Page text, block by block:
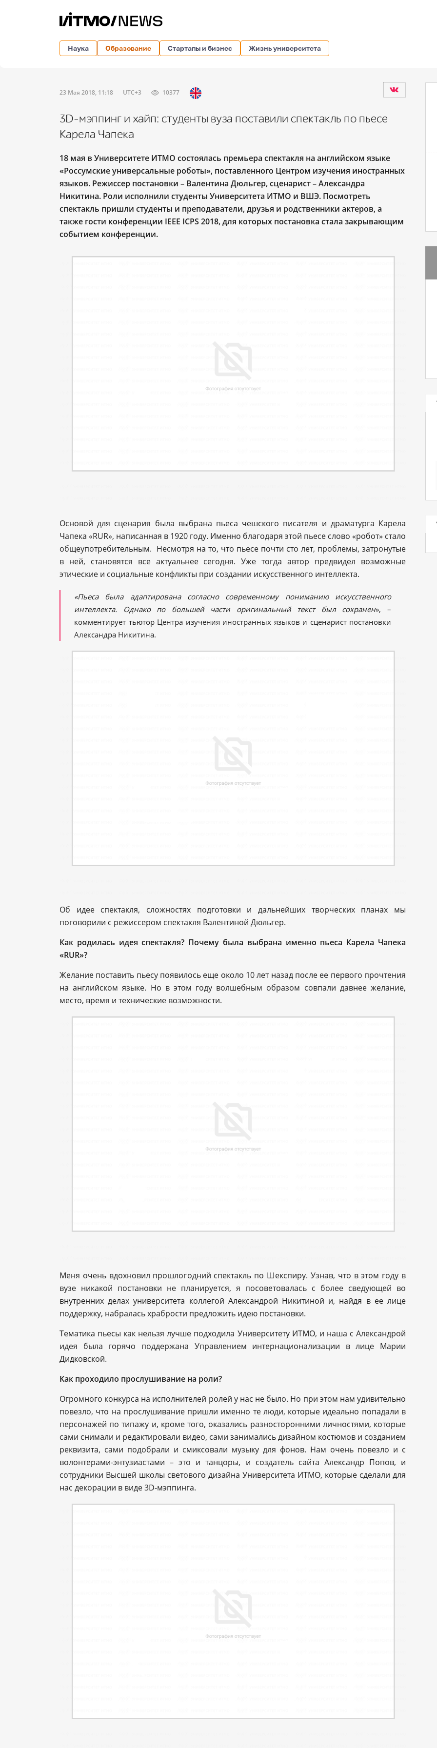
Наука Образование Стартапы и бизнес Жизнь университета
23 Мая 2018, 11:18 UTC+3 10377
3D-мэппинг и хайп: студенты вуза поставили спектакль по пьесе
Карела Чапека
18 мая в Университете ИТМО состоялась премьера спектакля на английском языке
«Россумские универсальные роботы», поставленного Центром изучения иностранных
языков. Режиссер постановки – Валентина Дюльгер, сценарист – Александра
Никитина. Роли исполнили студенты Университета ИТМО и ВШЭ. Посмотреть
спектакль пришли студенты и преподаватели, друзья и родственники актеров, а
также гости конференции IEEE ICPS 2018, для которых постановка стала закрывающим
событием конференции.
Основой для сценария была выбрана пьеса чешского писателя и драматурга Карела
Чапека «RUR», написанная в 1920 году. Именно благодаря этой пьесе слово «робот» стало
общеупотребительным. Несмотря на то, что пьесе почти сто лет, проблемы, затронутые
в ней, становятся все актуальнее сегодня. Уже тогда автор предвидел возможные
этические и социальные конфликты при создании искусственного интеллекта.
«Пьеса была адаптирована согласно современному пониманию искусственного
интеллекта. Однако по большей части оригинальный текст был сохранен», –
комментирует тьютор Центра изучения иностранных языков и сценарист постановки
Александра Никитина.
Об идее спектакля, сложностях подготовки и дальнейших творческих планах мы
поговорили с режиссером спектакля Валентиной Дюльгер.
Как родилась идея спектакля? Почему была выбрана именно пьеса Карела Чапека
«RUR»?
Желание поставить пьесу появилось еще около 10 лет назад после ее первого прочтения
на английском языке. Но в этом году волшебным образом совпали давнее желание,
место, время и технические возможности.
Меня очень вдохновил прошлогодний спектакль по Шекспиру. Узнав, что в этом году в
вузе никакой постановки не планируется, я посоветовалась с более сведующей во
внутренних делах университета коллегой Александрой Никитиной и, найдя в ее лице
поддержку, набралась храбрости предложить идею постановки.
Тематика пьесы как нельзя лучше подходила Университету ИТМО, и наша с Александрой
идея была горячо поддержана Управлением интернационализации в лице Марии
Дидковской.
Как проходило прослушивание на роли?
Огромного конкурса на исполнителей ролей у нас не было. Но при этом нам удивительно
повезло, что на прослушивание пришли именно те люди, которые идеально попадали в
персонажей по типажу и, кроме того, оказались разносторонними личностями, которые
сами снимали и редактировали видео, сами занимались дизайном костюмов и созданием
реквизита, сами подобрали и смиксовали музыку для фонов. Нам очень повезло и с
волонтерами-энтузиастами – это и танцоры, и создатель сайта Александр Попов, и
сотрудники Высшей школы светового дизайна Университета ИТМО, которые сделали для
нас декорации в виде 3D-мэппинга.